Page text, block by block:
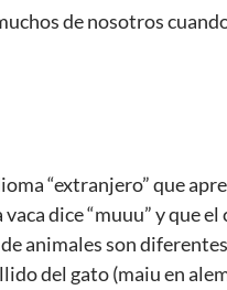
de nosotros
“extranjero” que
dice “muuu” y que el
animales son
del gato (maiu en